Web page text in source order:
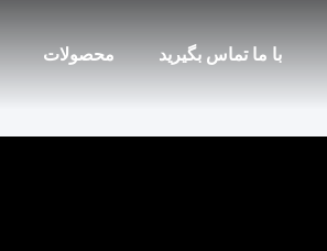
محصولات با ما تماس بگیرید